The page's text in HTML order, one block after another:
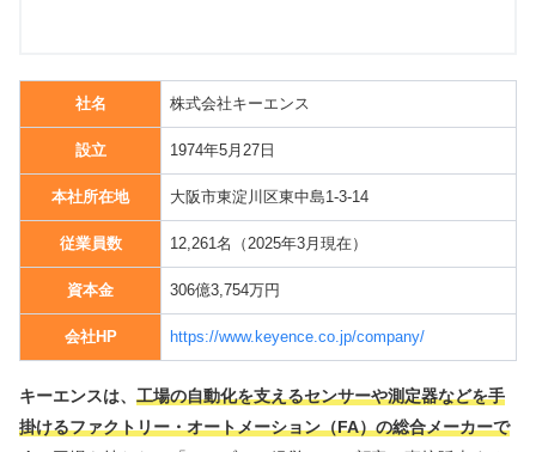
社名 株式会社キーエンス
設立 1974年5月27日
本社所在地 大阪市東淀川区東中島1-3-14
従業員数 12,261名（2025年3月現在）
資本金 306億3,754万円
会社HP https://www.keyence.co.jp/company/
キーエンスは、 工場の自動化を支えるセンサーや測定器などを手
掛けるファクトリー・オートメーション（FA）の総合メーカーで